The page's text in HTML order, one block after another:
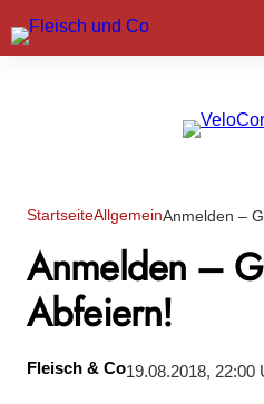
Marktführer
StartseiteAllgemeinAnmelden –
Anmelden –
Abfeiern!
Fleisch & Co19.08.2018, 22:00